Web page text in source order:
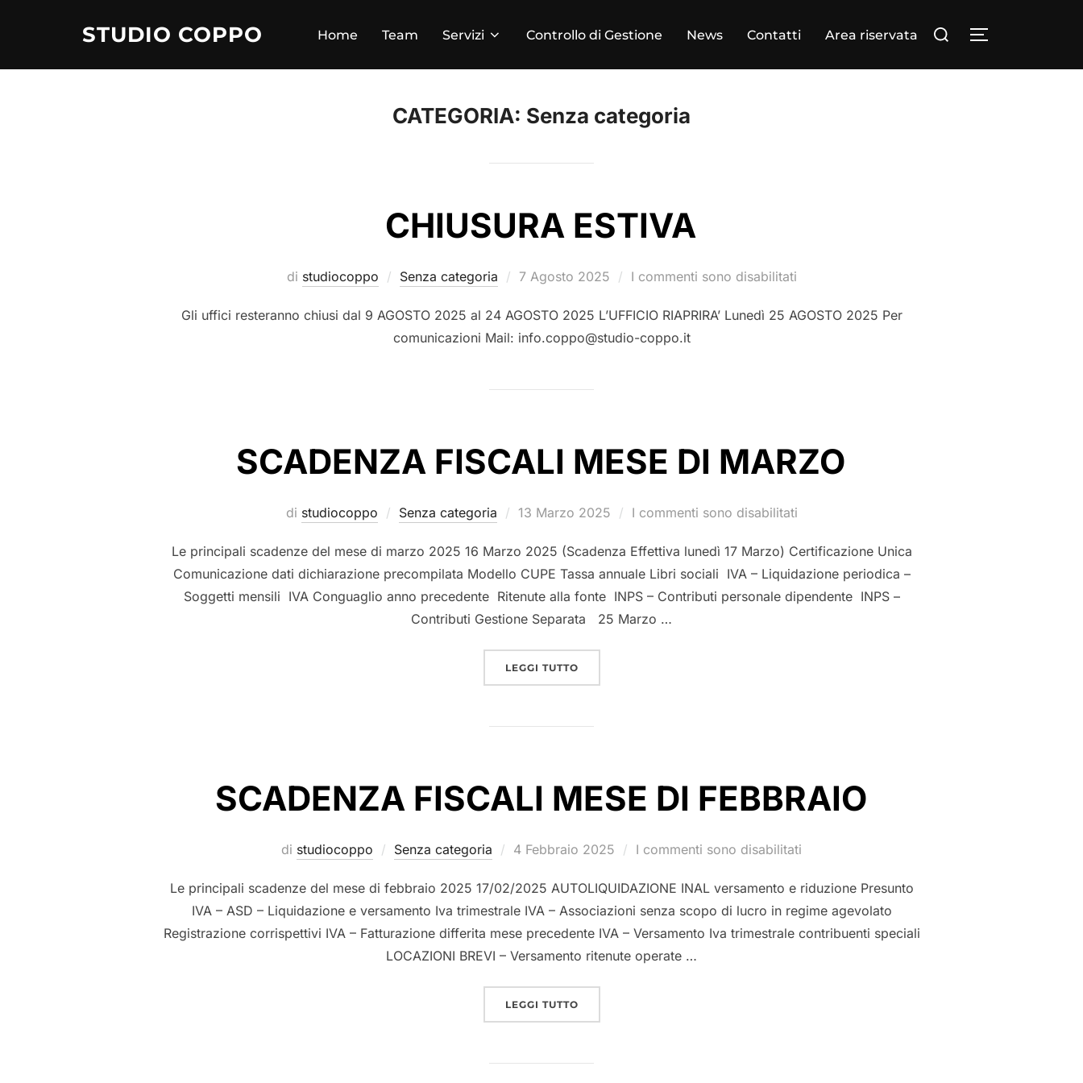
STUDIO COPPO Home Team Servizi Controllo di Gestione News Contatti Area riservata
CATEGORIA: Senza categoria
CHIUSURA ESTIVA
di studiocoppo Senza categoria 7 Agosto 2025 I commenti sono disabilitati
Gli uffici resteranno chiusi dal 9 AGOSTO 2025 al 24 AGOSTO 2025 L’UFFICIO RIAPRIRA’ Lunedì 25 AGOSTO 2025 Per
comunicazioni Mail: info.coppo@studio-coppo.it
SCADENZA FISCALI MESE DI MARZO
di studiocoppo Senza categoria 13 Marzo 2025 I commenti sono disabilitati
Le principali scadenze del mese di marzo 2025 16 Marzo 2025 (Scadenza Effettiva lunedì 17 Marzo) Certificazione Unica
Comunicazione dati dichiarazione precompilata Modello CUPE Tassa annuale Libri sociali IVA – Liquidazione periodica –
Soggetti mensili IVA Conguaglio anno precedente Ritenute alla fonte INPS – Contributi personale dipendente INPS –
Contributi Gestione Separata 25 Marzo …
LEGGI TUTTO
SCADENZA FISCALI MESE DI FEBBRAIO
di studiocoppo Senza categoria 4 Febbraio 2025 I commenti sono disabilitati
Le principali scadenze del mese di febbraio 2025 17/02/2025 AUTOLIQUIDAZIONE INAL versamento e riduzione Presunto
IVA – ASD – Liquidazione e versamento Iva trimestrale IVA – Associazioni senza scopo di lucro in regime agevolato
Registrazione corrispettivi IVA – Fatturazione differita mese precedente IVA – Versamento Iva trimestrale contribuenti speciali
LOCAZIONI BREVI – Versamento ritenute operate …
LEGGI TUTTO